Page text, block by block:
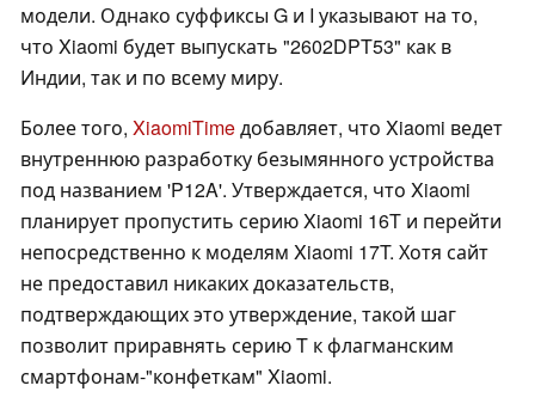
модели. Однако суффиксы G и I указывают на то,
что Xiaomi будет выпускать "2602DPT53" как в
Индии, так и по всему миру.
Более того, XiaomiTimeдобавляет, что Xiaomi ведет
внутреннюю разработку безымянного устройства
под названием 'P12A'. Утверждается, что Xiaomi
планирует пропустить серию Xiaomi 16T и перейти
непосредственно к моделям Xiaomi 17T. Хотя сайт
не предоставил никаких доказательств,
подтверждающих это утверждение, такой шаг
позволит приравнять серию T к флагманским
смартфонам-"конфеткам" Xiaomi.